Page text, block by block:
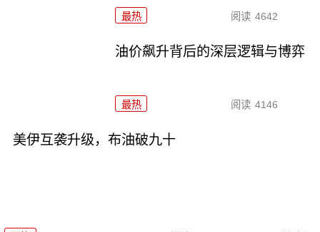
最热 阅读 4642
油价飙升背后的深层逻辑与博弈
最热 阅读 4146
美伊互袭升级，布油破九十